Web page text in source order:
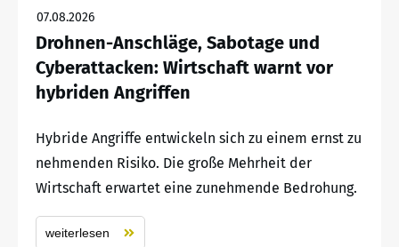
07.08.2026
Drohnen-Anschläge, Sabotage und
Cyberattacken: Wirtschaft warnt vor
hybriden Angriffen
Hybride Angriffe entwickeln sich zu einem ernst zu
nehmenden Risiko. Die große Mehrheit der
Wirtschaft erwartet eine zunehmende Bedrohung.
weiterlesen